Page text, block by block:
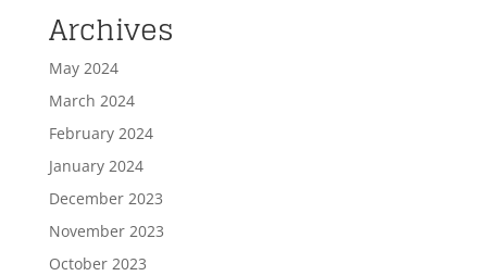
Archives
May 2024
March 2024
February 2024
January 2024
December 2023
November 2023
October 2023